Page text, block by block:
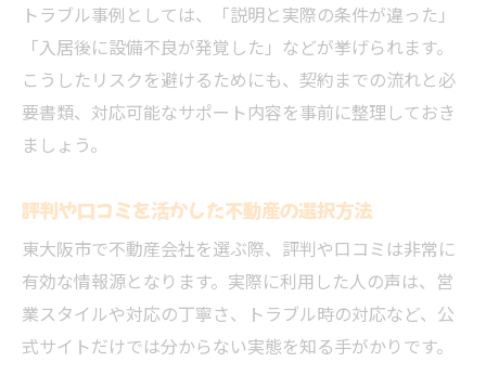
トラブル事例としては、「説明と実際の条件が違った」
「入居後に設備不良が発覚した」などが挙げられます。
こうしたリスクを避けるためにも、契約までの流れと必
要書類、対応可能なサポート内容を事前に整理しておき
ましょう。
評判や口コミを活かした不動産の選択方法
東大阪市で不動産会社を選ぶ際、評判や口コミは非常に
有効な情報源となります。実際に利用した人の声は、営
業スタイルや対応の丁寧さ、トラブル時の対応など、公
式サイトだけでは分からない実態を知る手がかりです。